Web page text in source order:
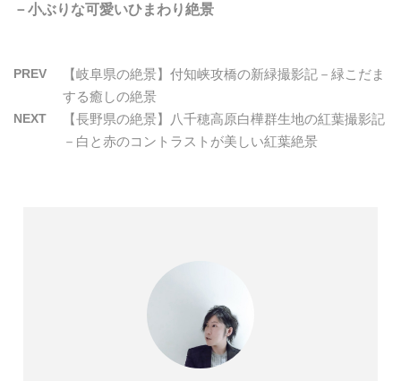
－小ぶりな可愛いひまわり絶景
PREV
【岐阜県の絶景】付知峡攻橋の新緑撮影記－緑こだま
する癒しの絶景
NEXT
【長野県の絶景】八千穂高原白樺群生地の紅葉撮影記
－白と赤のコントラストが美しい紅葉絶景